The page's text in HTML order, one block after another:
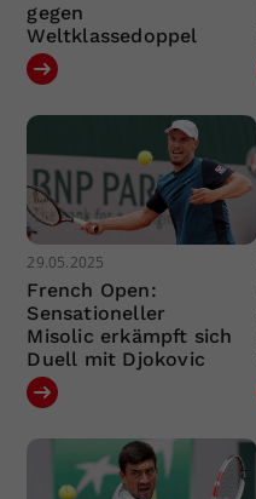
gegen
Weltklassedoppel
29.05.2025
French Open:
Sensationeller
Misolic erkämpft sich
Duell mit Djokovic